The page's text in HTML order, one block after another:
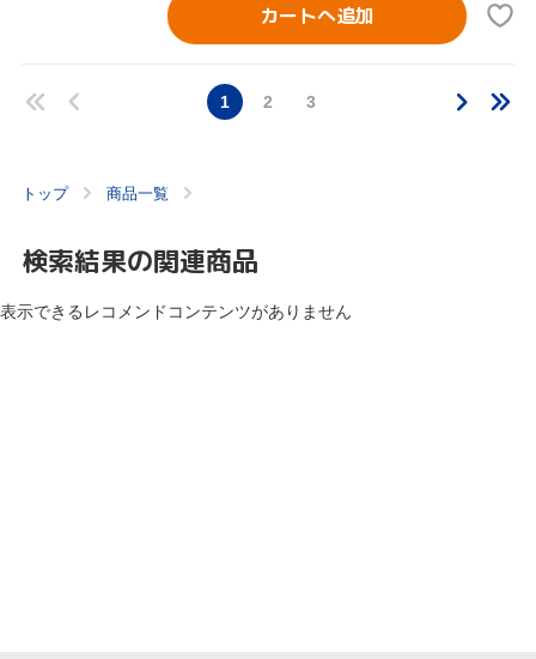
カートへ追加
1 2 3
トップ 商品一覧
検索結果の関連商品
表示できるレコメンドコンテンツがありません